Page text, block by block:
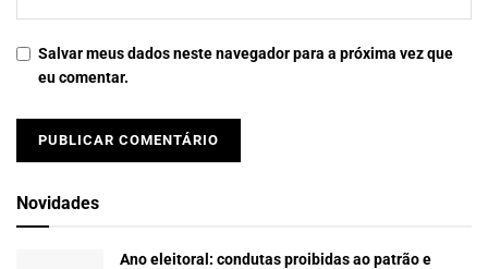
Salvar meus dados neste navegador para a próxima vez que
eu comentar.
Novidades
Ano eleitoral: condutas proibidas ao patrão e